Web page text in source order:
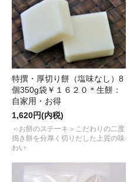
特撰・厚切り餅（塩味なし）8
個350g袋￥１６２０＊生餅：
自家用・お得
1,620円(内税)
＜お餅のステーキ＞こだわりの二度
搗き餅を分厚く切りだした上質の味
わい